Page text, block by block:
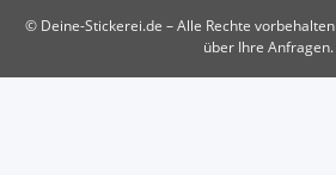
© Deine-Stickerei.de – Alle Rechte vorbehalten
über Ihre Anfragen.